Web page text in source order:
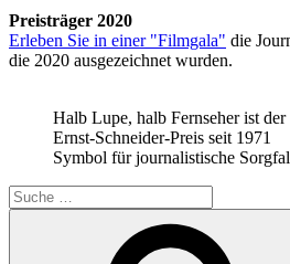
Preisträger 2020
Erleben Sie in einer "Filmgala" die
die 2020 ausgezeichnet wurden.
Halb Lupe, halb Fernseher ist der
Ernst-Schneider-Preis seit 1971
Symbol für journalistische
Suche
nach: